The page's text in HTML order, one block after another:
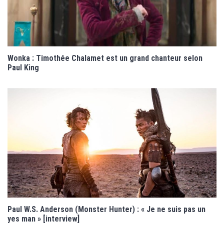
Wonka : Timothée Chalamet est un grand chanteur selon
Paul King
Paul W.S. Anderson (Monster Hunter) : « Je ne suis pas un
yes man » [interview]